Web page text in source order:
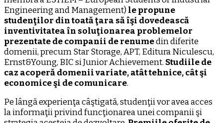
Engineering and Management)le propune
studenţilor din toată ţara să îşi dovedească
inventivitatea în soluţionarea problemelor
prezentate de companii de renumedin diferite
domenii, precum Star Storage, APT, Editura Niculescu,
Ernst&Young, BIC si Junior Achievement. Studiile de
caz acoperă domenii variate, atât tehnice, cât şi
economice şi de comunicare.
Pe lângă experienţa câştigată, studenţii vor avea acces
la informaţii privind funcţionarea unei companii şi